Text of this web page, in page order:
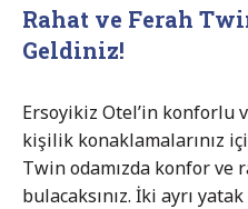
Rahat ve Ferah
Geldiniz!
Ersoyikiz Otel’in konforlu
kişilik konaklamalarınız
Twin odamızda konfor ve
bulacaksınız. İki ayrı